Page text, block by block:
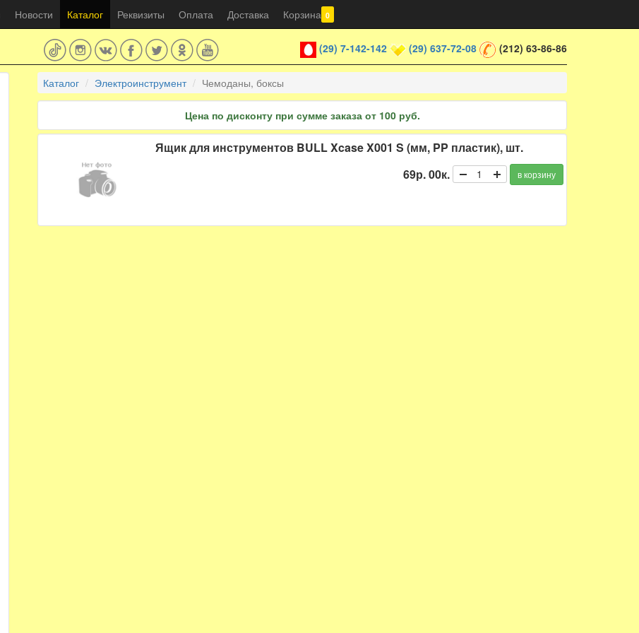
Новости Каталог Реквизиты Оплата Доставка Корзина 0
(29) 7-142-142 (29) 637-72-08 (212) 63-86-86
Каталог Электроинструмент Чемоданы, боксы
Цена по дисконту при сумме заказа от 100 руб.
Ящик для инструментов BULL Xcase X001 S (мм, PP пластик), шт.
69р. 00к.
в корзину